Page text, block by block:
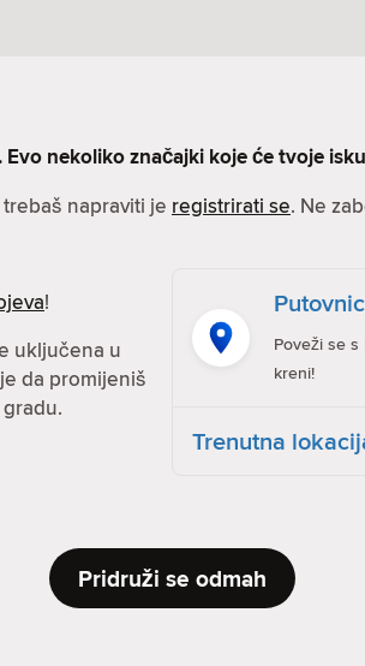
nekoliko značajki koje će tvoje
napraviti je registrirati se. Ne
!
uključena u
da promijeniš
Poveži se s
kreni!
Trenutna
Pridruži se odmah